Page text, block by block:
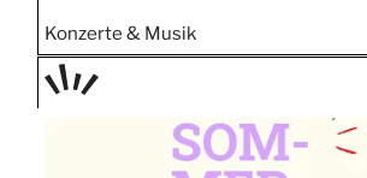
Konzerte & Musik